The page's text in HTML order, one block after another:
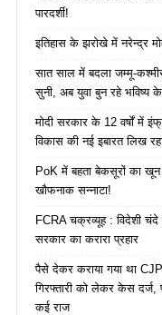
पारदर्शी!
इतिहास के झरोखे में नरेन्द्र
सात साल में बदला जम्मू-
सुनी, अब युवा बुन रहे भविष्य
मोदी सरकार के 12 वर्षों में
विकास की नई इबारत लिख
PoK में बहता बेकसूरों का खून
खौफनाक सन्नाटा!
FCRA चक्रव्यूह : विदेशी चंदे
सरकार का करारा प्रहार
पैसे देकर कराया गया था
गिरफ्तारी को लेकर केस दर्ज,
कई राज